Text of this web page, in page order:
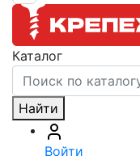
Каталог
Найти
Войти